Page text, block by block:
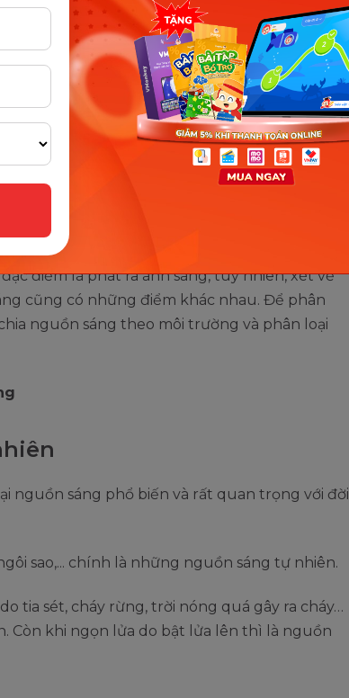
ngọn đuốc đang cháy,....
sáng
điểm là phát ra ánh sáng, tuy nhiên, xét về
cũng có những điểm khác nhau. Để phân
nguồn sáng theo môi trường và phân loại
nguồn sáng phổ biến và rất quan trọng với đời
sao,... chính là những nguồn sáng tự nhiên.
tia sét, cháy rừng, trời nóng quá gây ra cháy…
Còn khi ngọn lửa do bật lửa lên thì là nguồn